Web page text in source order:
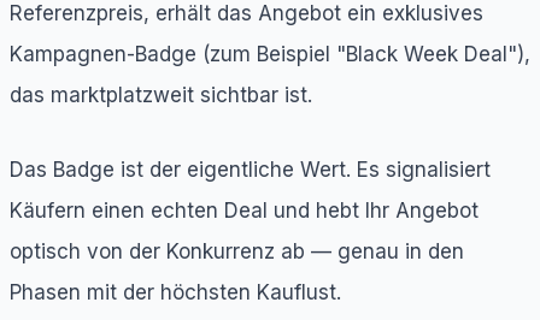
Referenzpreis, erhält das Angebot ein exklusives
Kampagnen-Badge (zum Beispiel "Black Week Deal"),
das marktplatzweit sichtbar ist.
Das Badge ist der eigentliche Wert. Es signalisiert
Käufern einen echten Deal und hebt Ihr Angebot
optisch von der Konkurrenz ab — genau in den
Phasen mit der höchsten Kauflust.